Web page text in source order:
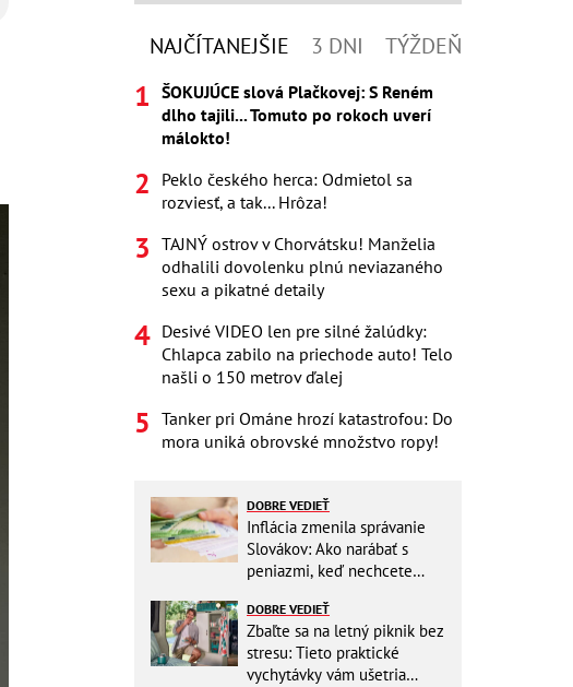
NAJČÍTANEJŠIE 3 DNI TÝŽDEŇ
ŠOKUJÚCE slová Plačkovej: S Reném
dlho tajili... Tomuto po rokoch uverí
málokto!
Peklo českého herca: Odmietol sa
rozviesť, a tak... Hrôza!
TAJNÝ ostrov v Chorvátsku! Manželia
odhalili dovolenku plnú neviazaného
sexu a pikatné detaily
Desivé VIDEO len pre silné žalúdky:
Chlapca zabilo na priechode auto! Telo
našli o 150 metrov ďalej
Tanker pri Ománe hrozí katastrofou: Do
mora uniká obrovské množstvo ropy!
DOBRE VEDIEŤ
Inflácia zmenila správanie
Slovákov: Ako narábať s
peniazmi, keď nechcete
DOBRE VEDIEŤ
Zbaľte sa na letný piknik bez
stresu: Tieto praktické
vychytávky vám ušetria